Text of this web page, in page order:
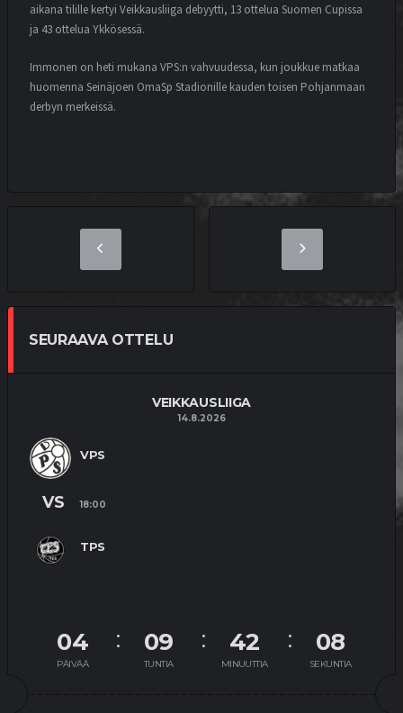
aikana tilille kertyi Veikkausliiga debyytti, 13 ottelua Suomen Cupissa
ja 43 ottelua Ykkösessä.
Immonen on heti mukana VPS:n vahvuudessa, kun joukkue matkaa
huomenna Seinäjoen OmaSp Stadionille kauden toisen Pohjanmaan
derbyn merkeissä.
SEURAAVA OTTELU
VEIKKAUSLIIGA
14.8.2026
VPS
TPS
VS 18:00
04
PÄIVÄÄ
09
TUNTIA
42
MINUUTTIA
08
SEKUNTIA